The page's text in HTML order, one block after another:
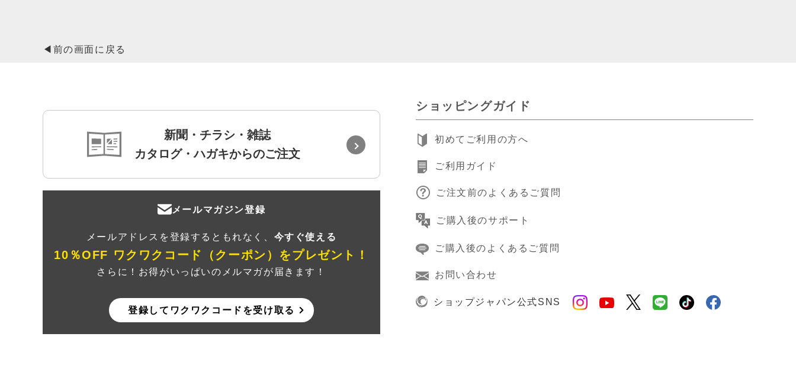
◀前の画面に戻る
新聞・チラシ・雑誌
カタログ・ハガキからのご注文
メールマガジン登録
メールアドレスを登録するともれなく、 今すぐ使える
10％OFF ワクワクコード（クーポン） をプレゼント！
さらに！お得がいっぱいのメルマガが届きます！
登録してワクワクコードを受け取る
ショッピングガイド
初めてご利用の方へ
ご利用ガイド
ご注文前のよくあるご質問
ご購入後のサポート
ご購入後のよくあるご質問
お問い合わせ
ショップジャパン公式SNS